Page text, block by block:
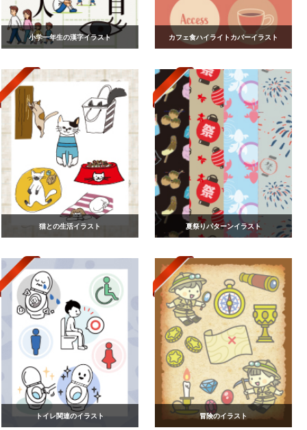
小学一年生の漢字イラスト カフェ食ハイライトカバーイラスト
猫との生活イラスト 夏祭りパターンイラスト
トイレ関連のイラスト 冒険のイラスト